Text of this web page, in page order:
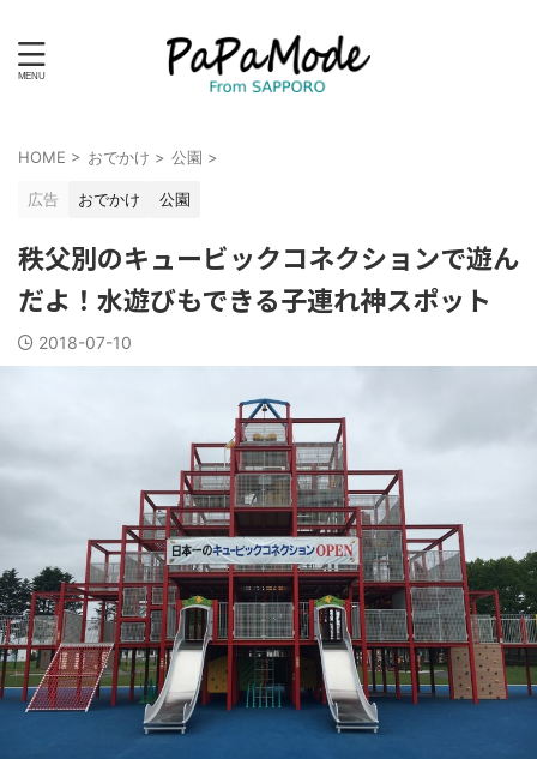
HOME > おでかけ > 公園 >
広告 おでかけ 公園
秩父別のキュービックコネクションで遊ん
だよ！水遊びもできる子連れ神スポット
2018-07-10